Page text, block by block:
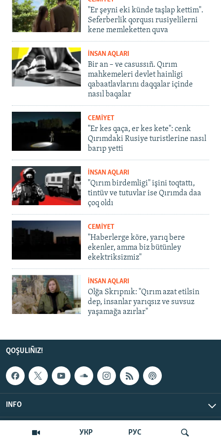
УКР РУС
"Er şeyni eki künde taşlap kettim".
Seferberlik qorqusı rusiyelilerni
kene memleketten quva
İNSAN AQLARI
Bir an – ve casussıñ. Qırım
mahkemeleri devlet hainligi
qabaatlavlarını daqqalar içinde
nasıl baqalar
CEMİYET
"Er kes qaça, er kes kete": cenk
Qırımdaki Rusiye turistlerine nasıl
barıp yetti
İNSAN AQLARI
"Qırım birdemligi" işini toqtattı,
tintüv ve tutuvlar ise Qırımda daa
çoq oldı
CEMİYET
"Haberlerge köre, yarıq bere
ekenler, amma biz bütünley
ekektriksizmiz"
İNSAN AQLARI
Olğa Skrıpnık: "Qırım azat etilsin
dep, insanlar yarıqsız ve suvsuz
yaşamağa azırlar"
QOŞULIÑIZ!
INFO
© Qırım.Aqiqat, 2026 | All Rights Reserved.